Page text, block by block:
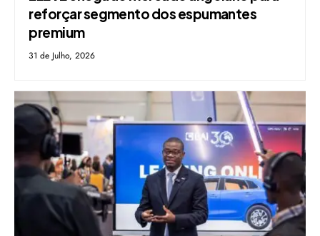
reforçar segmento dos espumantes
premium
31 de Julho, 2026